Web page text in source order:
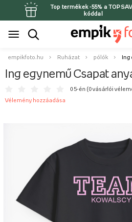
Top termékek -55% a
kóddal
empikfoto.hu Ruházat pólók Ing
Ing egynemű Csapat
0 5-én (0 vásárlói
Vélemény hozzáadása